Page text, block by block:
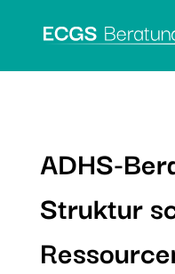
ADHS-
Struktur